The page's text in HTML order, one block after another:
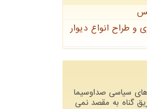
طراح انواع دیوار
سیاسی صداوسیما
گناه به مقصد نمی